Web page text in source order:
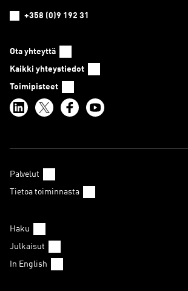
+358 (0)9 192 31
Ota yhteyttä
Kaikki yhteystiedot
Toimipisteet
Palvelut
Tietoa toiminnasta
Haku
Julkaisut
In English